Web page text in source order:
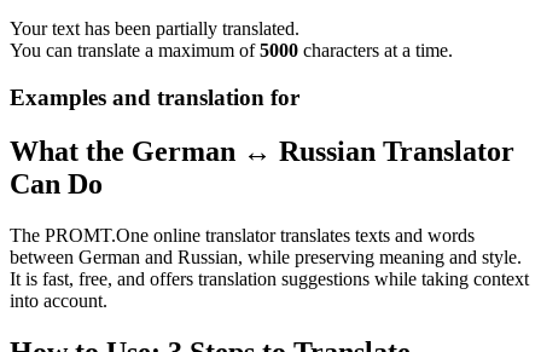
Your text has been partially translated.
You can translate a maximum of5000 characters at a time.
Examples and translation for
What the German ↔ Russian Translator
Can Do
The PROMT.One online translator translates texts and words
between German and Russian, while preserving meaning and style.
It is fast, free, and offers translation suggestions while taking context
into account.